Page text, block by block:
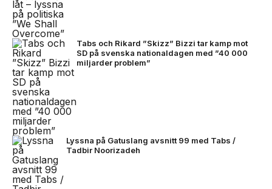
Tabs och Rikard ”Skizz” Bizzi tar kamp mot
SD på svenska nationaldagen med ”40 000
miljarder problem”
Lyssna på Gatuslang avsnitt 99 med Tabs /
Tadbir Noorizadeh